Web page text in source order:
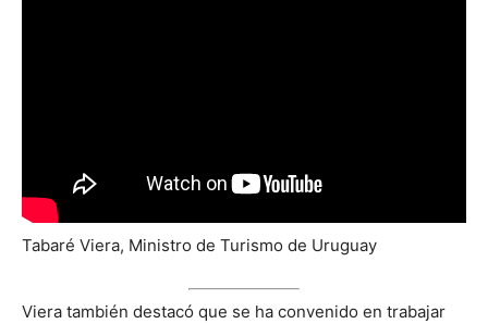
Tabaré Viera, Ministro de Turismo de Uruguay
Viera también destacó que se ha convenido en trabajar